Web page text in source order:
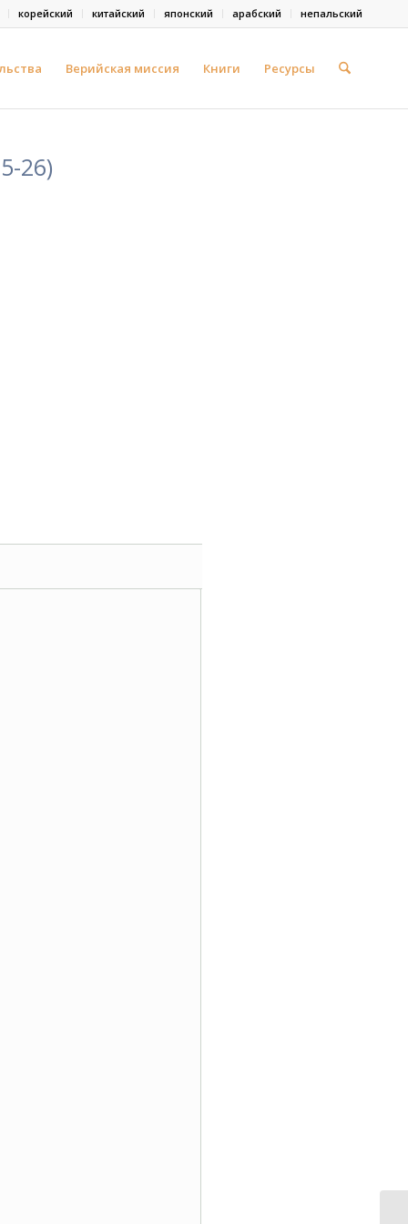
корейский китайский японский арабский непальский
Верийская миссия Книги Ресурсы
26)